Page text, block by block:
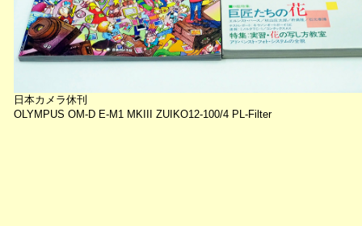
日本カメラ休刊
OLYMPUS OM-D E-M1 MKIII ZUIKO12-100/4 PL-Filter